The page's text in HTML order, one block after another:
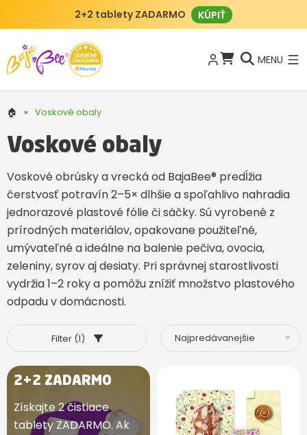
2+2 tablety ZADARMO KÚPIŤ
MENU
🏠 » Voskové obaly
Voskové obaly
Voskové obrúsky a vrecká od BajaBee® predĺžia
čerstvosť potravín 2–5× dlhšie a spoľahlivo nahradia
jednorazové plastové fólie či sáčky. Sú vyrobené z
prírodných materiálov, opakovane použiteľné,
umývateľné a ideálne na balenie pečiva, ovocia,
zeleniny, syrov aj desiaty. Pri správnej starostlivosti
vydržia 1–2 roky a pomôžu znížiť množstvo plastového
odpadu v domácnosti.
Filter (1)
2+2 ZADARMO
Získajte 2 čistiace
tablety ZADARMO. Ak